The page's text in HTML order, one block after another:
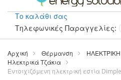
Το καλάθι σας
Τηλεφωνικές Παραγγελίες:
Μετάβαση
περιεχόμενο
Αρχική Θέρμανση
Ηλεκτρικά Τζάκια
Εντοιχιζόμενη ηλεκτρική εστία